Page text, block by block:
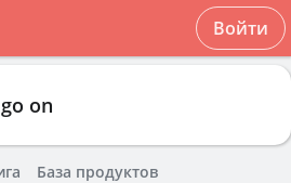
Войти
on
База продуктов